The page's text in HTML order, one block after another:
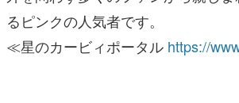
るピンクの人気者です。
≪星のカービィポータル https://